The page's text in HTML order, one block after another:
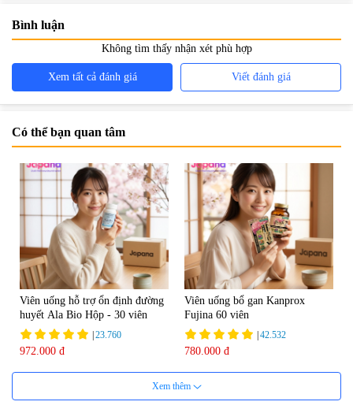
Bình luận
Không tìm thấy nhận xét phù hợp
Xem tất cả đánh giá Viết đánh giá
Có thể bạn quan tâm
Viên uống hỗ trợ ổn định đường
huyết Ala Bio Hộp - 30 viên
|23.760
972.000 đ
Viên uống bổ gan Kanprox
Fujina 60 viên
|42.532
780.000 đ
Xem thêm